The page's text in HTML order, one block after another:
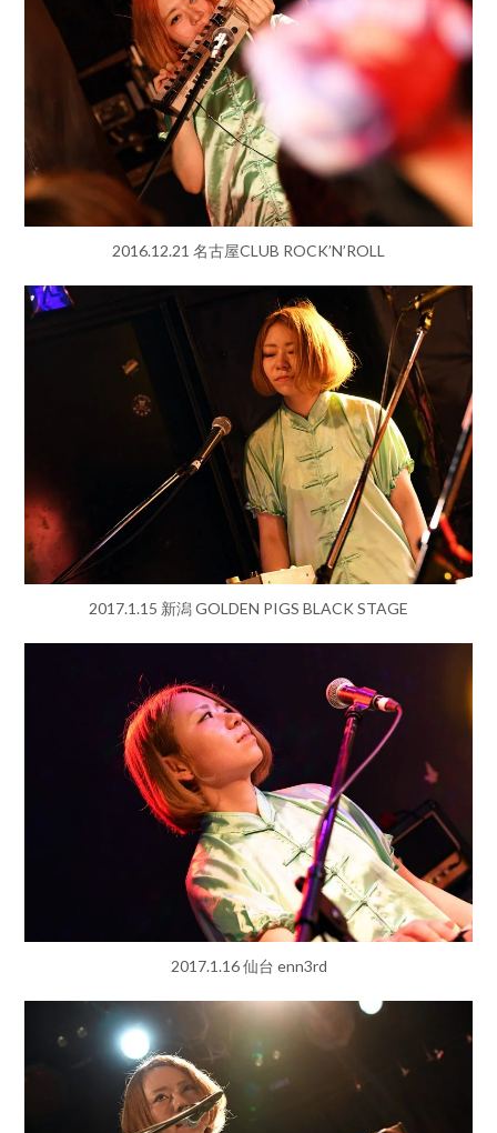
2016.12.21 名古屋CLUB ROCK’N’ROLL
2017.1.15 新潟 GOLDEN PIGS BLACK STAGE
2017.1.16 仙台 enn3rd